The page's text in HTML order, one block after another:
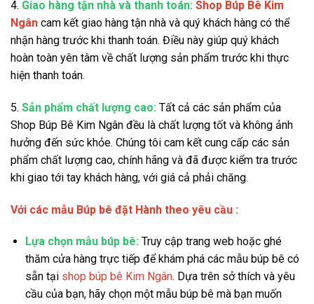
4. Giao hàng tận nhà và thanh toán: Shop Búp Bê Kim
Ngân cam kết giao hàng tận nhà và quý khách hàng có thể
nhận hàng trước khi thanh toán. Điều này giúp quý khách
hoàn toàn yên tâm về chất lượng sản phẩm trước khi thực
hiện thanh toán.
5. Sản phẩm chất lượng cao: Tất cả các sản phẩm của
Shop Búp Bê Kim Ngân đều là chất lượng tốt và không ảnh
hưởng đến sức khỏe. Chúng tôi cam kết cung cấp các sản
phẩm chất lượng cao, chính hãng và đã được kiểm tra trước
khi giao tới tay khách hàng, với giá cả phải chăng.
Với các mẫu Búp bê đặt Hành theo yêu cầu :
Lựa chọn mẫu búp bê:Truy cập trang web hoặc ghé
thăm cửa hàng trực tiếp để khám phá các mẫu búp bê có
sẵn tại shop búp bê Kim Ngân. Dựa trên sở thích và yêu
cầu của bạn, hãy chọn một mẫu búp bê mà bạn muốn